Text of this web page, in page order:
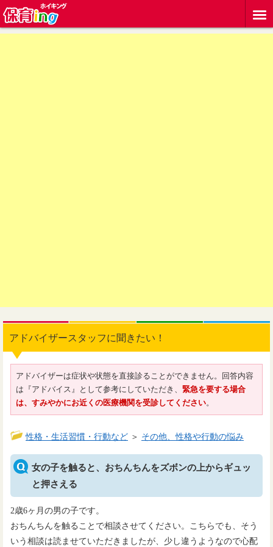
アドバイザースタッフに聞きたい！
アドバイザーは症状や状態を直接診ることができません。回答内容
は『アドバイス』として参考にしていただき、 緊急を要する場合
は、すみやかにお近くの医療機関を受診してください。
性格・生活習慣・行動など ＞ その他、性格や行動の悩み
女の子を触ると、おちんちんをズボンの上からギュッ
と押さえる
2歳6ヶ月の男の子です。
おちんちんを触ることで相談させてください。こちらでも、そう
いう相談は読ませていただきましたが、少し違うようなので心配